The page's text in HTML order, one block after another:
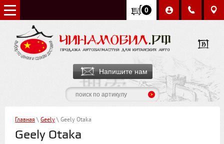
0
Напишите нам
Главная \ Geely \ Geely Otaka
Geely Otaka